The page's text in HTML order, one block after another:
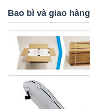
Bao bì và giao hàng